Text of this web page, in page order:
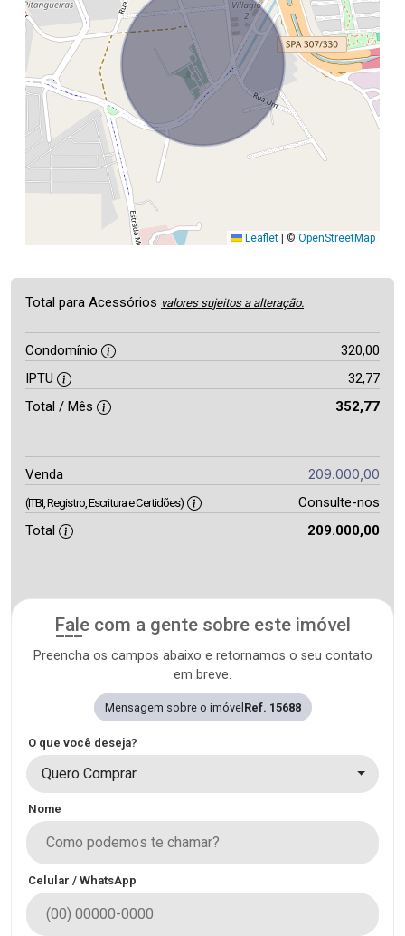
Leaflet © OpenStreetMap
Total para Acessórios valores sujeitos a alteração.
Condomínio
320,00
IPTU
32,77
Total / Mês
352,77
Venda 209.000,00
(ITBI, Registro, Escritura e Certidões)
Consulte-nos
Total
209.000,00
Fale com a gente sobre este imóvel
Preencha os campos abaixo e retornamos o seu contato
em breve.
Mensagem sobre o imóvel Ref. 15688
O que você deseja?
Quero Comprar
Nome
Celular / WhatsApp